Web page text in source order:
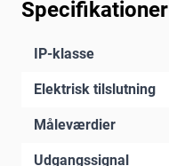
Specifikationer
IP-klasse
Elektrisk tilslutning
Måleværdier
Udgangssignal